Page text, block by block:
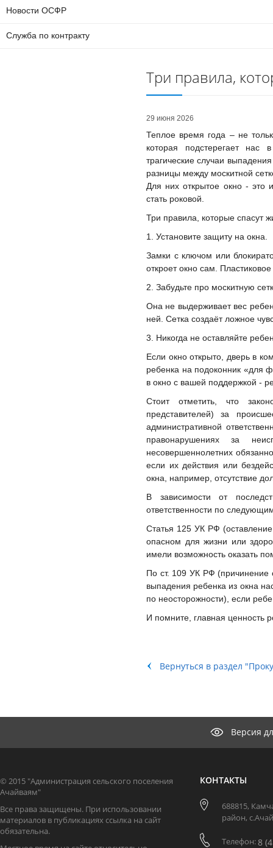
Новости ОСФР
Служба по контракту
Три правила,
29 июня 2026
Теплое время года – не
которая подстерегает нас
трагические случаи
разницы между москитной
Для них открытое окно - это
стать роковой.
Три правила, которые спасут
1. Установите защиту на окна.
Замки с ключом или
откроет окно сам.
2. Забудьте про москитную
Она не выдерживает вес
ней. Сетка создаёт ложное
3. Никогда не оставляйте
Если окно открыто, дверь в
ребенка на подоконник «для
в окно с вашей поддержкой -
Стоит отметить, что
представителей) за
административной
правонарушениях за
несовершеннолетних
если их действия или
окна, например, отсутствие
В зависимости от
ответственности по
Статья 125 УК РФ
опасном для жизни или
имели возможность оказать
По ст. 109 УК РФ (причинение
выпадения ребенка из окна
по неосторожности), если
И помните, главная ценность
Вернуться в раздел
Версия
© 2015 "Администрация сельского поселения
Ачайваям"
Все права защищены. При использовании
материалов в публикациях ссылка на сайт
обязательна.
КОНТАКТЫ
688815,
район,
Телефон:8